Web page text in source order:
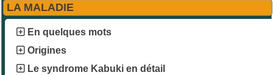
LA MALADIE
En quelques mots
Origines
Le syndrome Kabuki en détail